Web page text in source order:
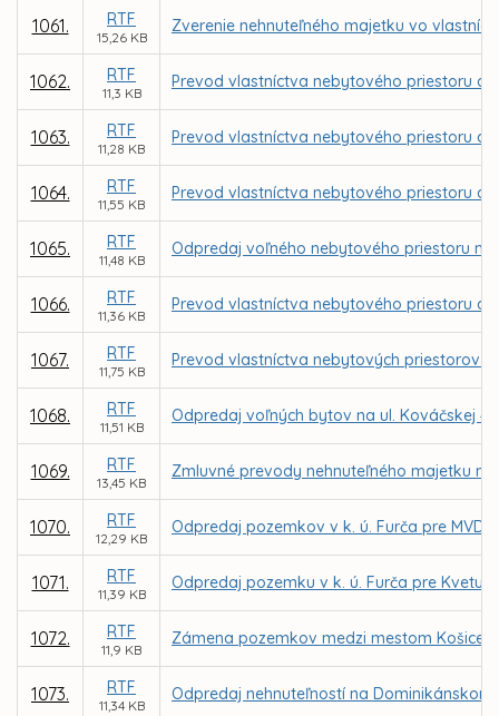
1061. RTF
15,26 KB
Zverenie nehnuteľného majetku vo
1062. RTF
11,3 KB
Prevod vlastníctva nebytového priestoru a
1063. RTF
11,28 KB
Prevod vlastníctva nebytového priestoru a
1064. RTF
11,55 KB
Prevod vlastníctva nebytového priestoru a
1065. RTF
11,48 KB
Odpredaj voľného nebytového priestoru na
1066. RTF
11,36 KB
Prevod vlastníctva nebytového priestoru a
1067. RTF
11,75 KB
Prevod vlastníctva nebytových priestorov
1068. RTF
11,51 KB
Odpredaj voľných bytov na ul. Kováčskej
1069. RTF
13,45 KB
Zmluvné prevody nehnuteľného majetku
1070. RTF
12,29 KB
Odpredaj pozemkov v k. ú. Furča pre
1071. RTF
11,39 KB
Odpredaj pozemku v k. ú. Furča pre Kvetu
1072. RTF
11,9 KB
Zámena pozemkov medzi mestom Košice
1073. RTF
11,34 KB
Odpredaj nehnuteľností na Dominikánskom